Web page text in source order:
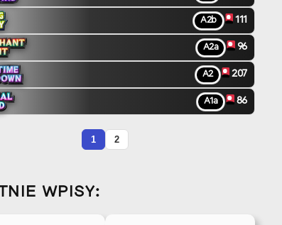
A2b 111
A2a 96
A2 207
A1a 86
1 2
WPISY: